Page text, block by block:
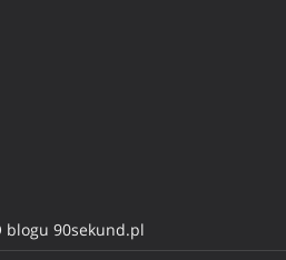
blogu 90sekund.pl